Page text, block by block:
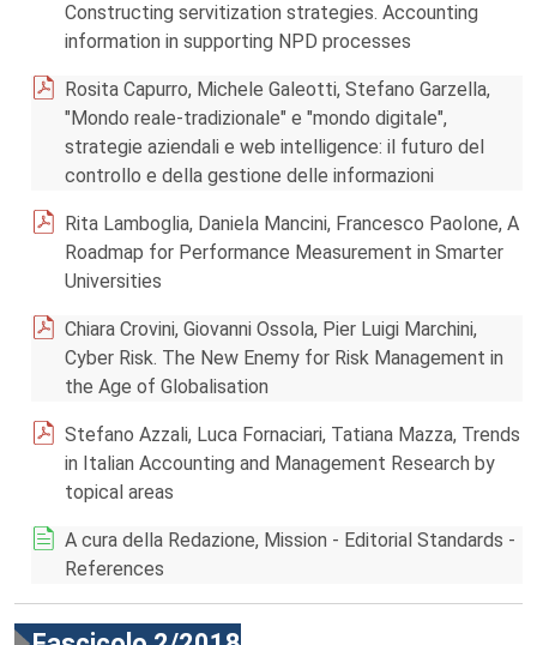
Constructing servitization strategies. Accounting
information in supporting NPD processes
Rosita Capurro, Michele Galeotti, Stefano Garzella,
"Mondo reale-tradizionale" e "mondo digitale",
strategie aziendali e web intelligence: il futuro del
controllo e della gestione delle informazioni
Rita Lamboglia, Daniela Mancini, Francesco Paolone, A
Roadmap for Performance Measurement in Smarter
Universities
Chiara Crovini, Giovanni Ossola, Pier Luigi Marchini,
Cyber Risk. The New Enemy for Risk Management in
the Age of Globalisation
Stefano Azzali, Luca Fornaciari, Tatiana Mazza, Trends
in Italian Accounting and Management Research by
topical areas
A cura della Redazione, Mission - Editorial Standards -
References